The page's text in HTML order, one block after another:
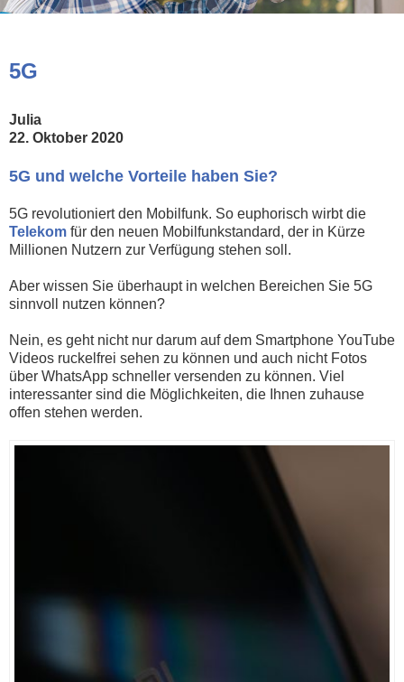
5G
Julia
22. Oktober 2020
5G und welche Vorteile haben Sie?
5G revolutioniert den Mobilfunk. So euphorisch wirbt die
Telekom für den neuen Mobilfunkstandard, der in Kürze
Millionen Nutzern zur Verfügung stehen soll.
Aber wissen Sie überhaupt in welchen Bereichen Sie 5G
sinnvoll nutzen können?
Nein, es geht nicht nur darum auf dem Smartphone YouTube
Videos ruckelfrei sehen zu können und auch nicht Fotos
über WhatsApp schneller versenden zu können. Viel
interessanter sind die Möglichkeiten, die Ihnen zuhause
offen stehen werden.